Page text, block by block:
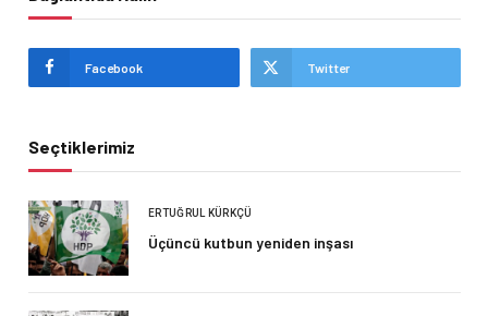
Facebook Twitter
Seçtiklerimiz
ERTUĞRUL KÜRKÇÜ
Üçüncü kutbun yeniden inşası